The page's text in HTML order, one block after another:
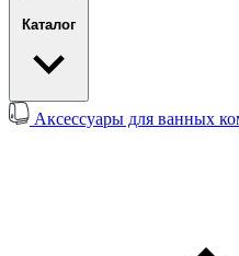
Каталог
Аксессуары для ванных